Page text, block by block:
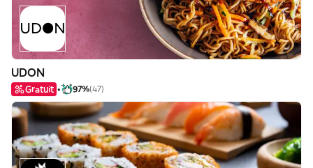
UDON
Gratuit 97%(47)